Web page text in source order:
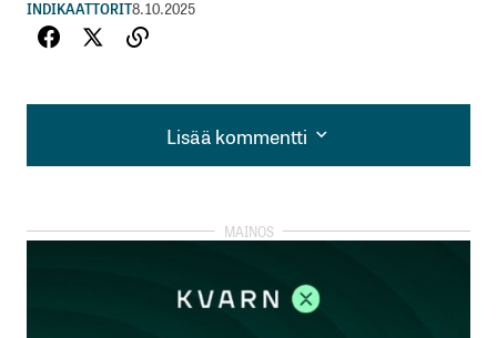
INDIKAATTORIT8.10.2025
Lisää kommentti
Lisää kommentti
kirjautua
rekisteröityä